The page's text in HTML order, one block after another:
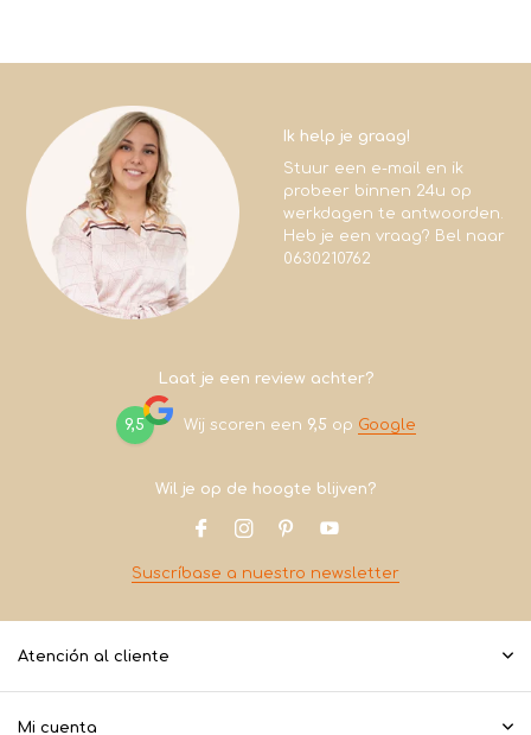
Ik help je graag!
Stuur een e-mail en ik
probeer binnen 24u op
werkdagen te antwoorden.
Heb je een vraag? Bel naar
0630210762
Laat je een review achter?
9,5 Wij scoren een 9,5 op Google
Wil je op de hoogte blijven?
Suscríbase a nuestro newsletter
Atención al cliente
Mi cuenta